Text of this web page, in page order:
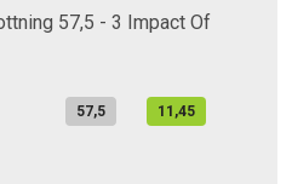
57,5 - 3 Impact Of
57,5 11,45